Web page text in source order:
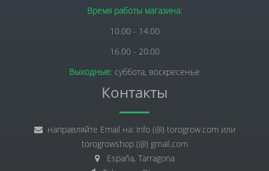
Время работы магазина:
10.00 - 14.00
16.00 - 20.00
Выходные: суббота, воскресенье
Контакты
направляйте Email на: info (@) torogrow.com или
torogrowshop (@) gmail.com
España, Tarragona